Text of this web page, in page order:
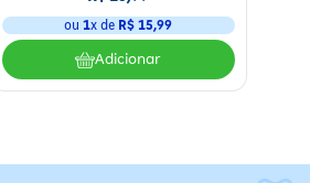
ou1x de R$ 15,99
Adicionar